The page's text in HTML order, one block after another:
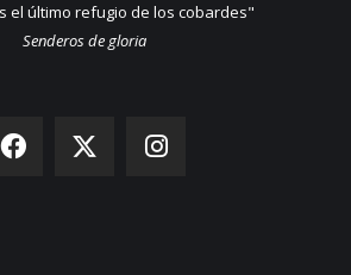
el último refugio de los cobardes"
Senderos de gloria